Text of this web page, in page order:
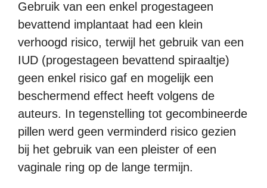
Gebruik van een enkel progestageen
bevattend implantaat had een klein
verhoogd risico, terwijl het gebruik van een
IUD (progestageen bevattend spiraaltje)
geen enkel risico gaf en mogelijk een
beschermend effect heeft volgens de
auteurs. In tegenstelling tot gecombineerde
pillen werd geen verminderd risico gezien
bij het gebruik van een pleister of een
vaginale ring op de lange termijn.